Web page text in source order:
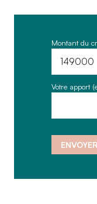
Montant du
Votre apport
ENVOYER